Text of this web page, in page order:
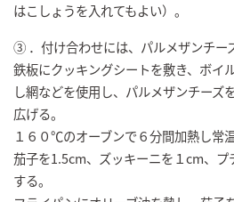
はこしょうを入れてもよい）。
③ ．付け合わせには、パルメザンチー
鉄板にクッキングシートを敷き、ボイ
し網などを使用し、パルメザンチーズ
広げる。
１６０℃のオーブンで６分間加熱し常温
茄子を1.5cm、ズッキーニを１cm、プ
する。